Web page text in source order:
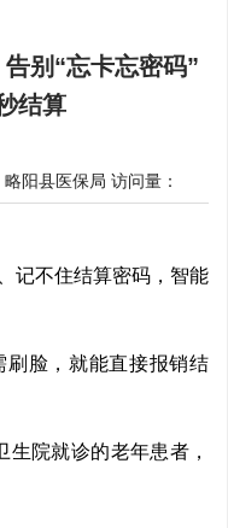
告别“忘卡忘密码”
结算
略阳县医保局 访问量：
记不住结算密码，智能
刷脸，就能直接报销结
院就诊的老年患者，